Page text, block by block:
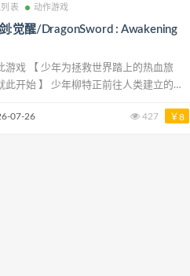
表 动作游戏
:觉醒/DragonSword : Awakening
救世界踏上的热血旅
年柳特正前往人类建立的第
灵卡斯特拉卷入一场风波，就这样稀里糊
07-26 427 ￥8